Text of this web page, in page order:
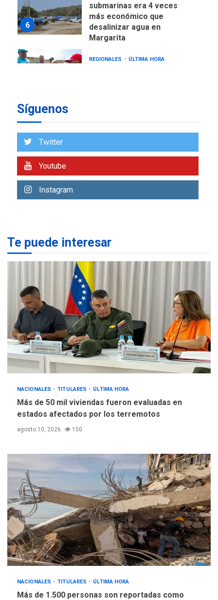
6
submarinas era 4 veces
más económico que
desalinizar agua en
Margarita
REGIONALES ÚLTIMA HORA
1
estados afectados por los
3
LATINOAMÉRICA Y CARIBE
Seis muertos en Colombia
en combates contra grupos
armados
4
GUERRA EN EL MUNDO
TITULARES
ÚLTIMA HORA
Netanyahu descarta plan de
EEUU para Gaza apoyado
por Hamás
5
DESTACADOS
REGIONALES
ASOMAYOR se afilia a la
Cámara de Comercio para
impulsar la economía
Síguenos
Twitter
Youtube
Instagram
Te puede interesar
NACIONALES TITULARES ÚLTIMA HORA
Más de 50 mil viviendas fueron evaluadas en
estados afectados por los terremotos
agosto 10, 2026 150
NACIONALES TITULARES ÚLTIMA HORA
Más de 1.500 personas son reportadas como